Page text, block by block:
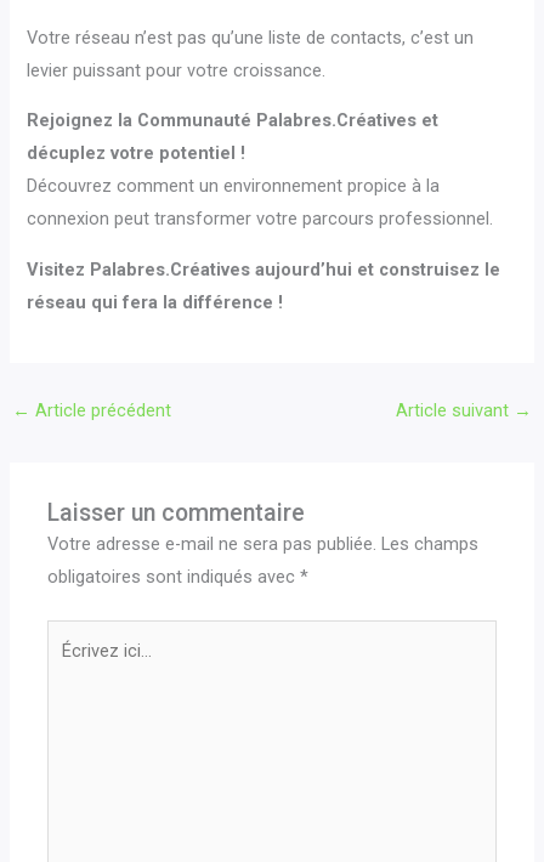
Votre réseau n’est pas qu’une liste de contacts, c’est un
levier puissant pour votre croissance.
Rejoignez la Communauté Palabres.Créatives et
décuplez votre potentiel !
Découvrez comment un environnement propice à la
connexion peut transformer votre parcours professionnel.
Visitez Palabres.Créatives aujourd’hui et construisez le
réseau qui fera la différence !
← Article précédent Article suivant →
Laisser un commentaire
Votre adresse e-mail ne sera pas publiée. Les champs
obligatoires sont indiqués avec*
Écrivez